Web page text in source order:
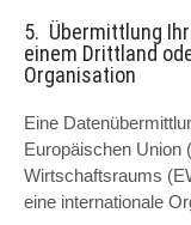
5. Übermittlung
einem Drittland
Organisation
Eine
Europäischen Union
Wirtschaftsraums
eine internationale